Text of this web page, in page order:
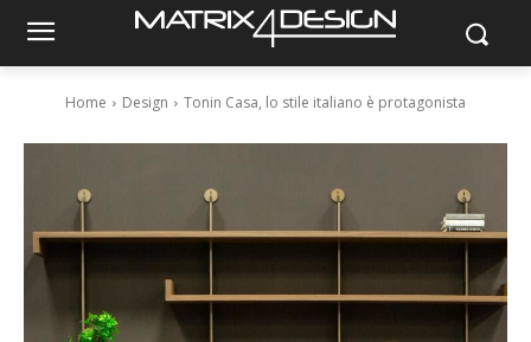
Home Design Tonin Casa, lo stile italiano è protagonista